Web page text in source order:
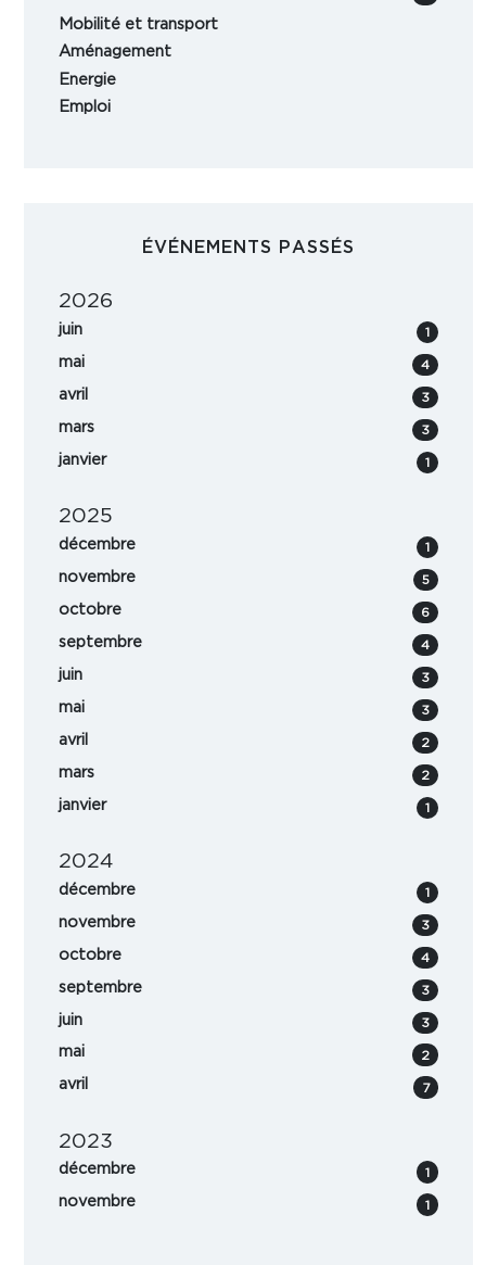
Mobilité et transport
Aménagement
Energie
Emploi
ÉVÉNEMENTS PASSÉS
2026
juin 1
mai 4
avril 3
mars 3
janvier 1
2025
décembre 1
novembre 5
octobre 6
septembre 4
juin 3
mai 3
avril 2
mars 2
janvier 1
2024
décembre 1
novembre 3
octobre 4
septembre 3
juin 3
mai 2
avril 7
2023
décembre 1
novembre 1